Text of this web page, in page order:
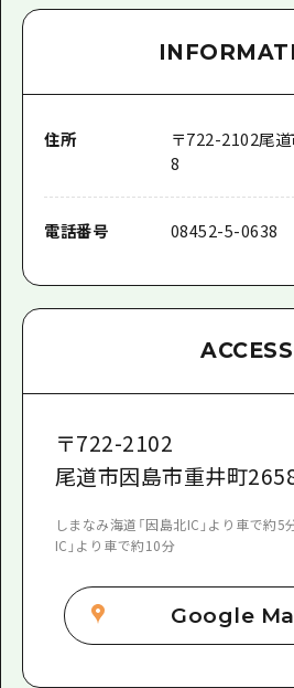
メディア掲載情
関連リンク
住所 〒722-2102尾
8
電話番号 08452-5-0638
ACCESS
〒722-2102
尾道市因島市重井町
しまなみ海道「因島北IC」より車で約5
IC」より車で約10分
Google